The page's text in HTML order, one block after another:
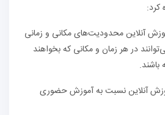
کرد:
آنلاین محدودیت‌های مکانی و زمانی
در هر زمان و مکانی که بخواهند
آنلاین نسبت به آموزش حضوری